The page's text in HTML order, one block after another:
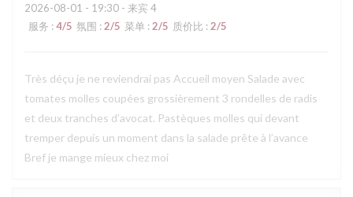
2026-08-01 - 19:30 - 来宾 4
服务 : 4/5 氛围 : 2/5 菜单 : 2/5 质价比 : 2/5
Très déçu je ne reviendrai pas Accueil moyen Salade avec
tomates molles coupées grossièrement 3 rondelles de radis
et deux tranches d’avocat. Pastèques molles qui devant
tremper depuis un moment dans la salade prête à l’avance
Bref je mange mieux chez moi